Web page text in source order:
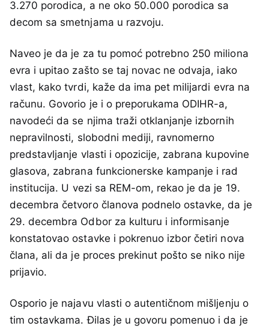
3.270 porodica, a ne oko 50.000 porodica sa
decom sa smetnjama u razvoju.
Naveo je da je za tu pomoć potrebno 250 miliona
evra i upitao zašto se taj novac ne odvaja, iako
vlast, kako tvrdi, kaže da ima pet milijardi evra na
računu. Govorio je i o preporukama ODIHR-a,
navodeći da se njima traži otklanjanje izbornih
nepravilnosti, slobodni mediji, ravnomerno
predstavljanje vlasti i opozicije, zabrana kupovine
glasova, zabrana funkcionerske kampanje i rad
institucija. U vezi sa REM-om, rekao je da je 19.
decembra četvoro članova podnelo ostavke, da je
29. decembra Odbor za kulturu i informisanje
konstatovao ostavke i pokrenuo izbor četiri nova
člana, ali da je proces prekinut pošto se niko nije
prijavio.
Osporio je najavu vlasti o autentičnom mišljenju o
tim ostavkama. Đilas je u govoru pomenuo i da je